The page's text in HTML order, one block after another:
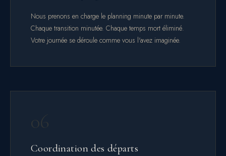
Nous prenons en charge le planning minute par minute.
Chaque transition minutée. Chaque temps mort éliminé.
Votre journée se déroule comme vous l'avez imaginée.
06
Coordination des départs